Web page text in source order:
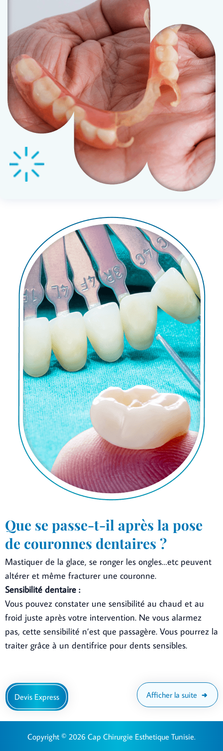
Que se passe-t-il après la pose
de couronnes dentaires ?
Mastiquer de la glace, se ronger les ongles…etc peuvent
altérer et même fracturer une couronne.
Sensibilité dentaire :
Vous pouvez constater une sensibilité au chaud et au
froid juste après votre intervention. Ne vous alarmez
pas, cette sensibilité n’est que passagère. Vous pourrez la
traiter grâce à un dentifrice pour dents sensibles.
Afficher la suite
Devis Express
Copyright © 2026 Cap Chirurgie Esthetique Tunisie.